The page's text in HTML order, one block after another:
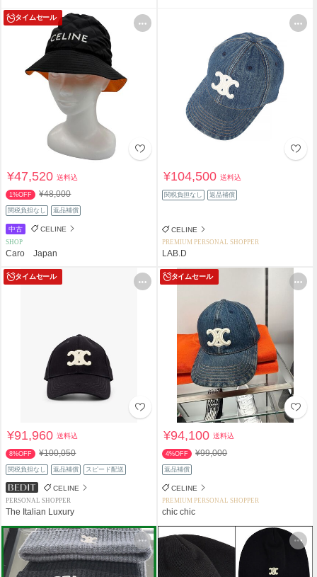
タイムセール
¥47,520送料込
1%OFF ¥48,000
関税負担なし 返品補償
中古 CELINE
SHOP
Caro Japan
¥104,500送料込
関税負担なし 返品補償
CELINE
PREMIUM PERSONAL SHOPPER
LAB.D
タイムセール
¥91,960送料込
8%OFF ¥100,050
関税負担なし 返品補償 スピード配送
CELINE
PERSONAL SHOPPER
The Italian Luxury
タイムセール
¥94,100送料込
4%OFF ¥99,000
返品補償
CELINE
PREMIUM PERSONAL SHOPPER
chic chic